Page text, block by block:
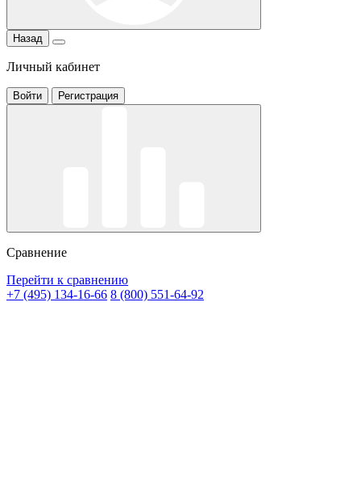
Назад
Личный кабинет
Войти Регистрация
Сравнение
Перейти к сравнению
+7 (495) 134-16-66 8 (800) 551-64-92